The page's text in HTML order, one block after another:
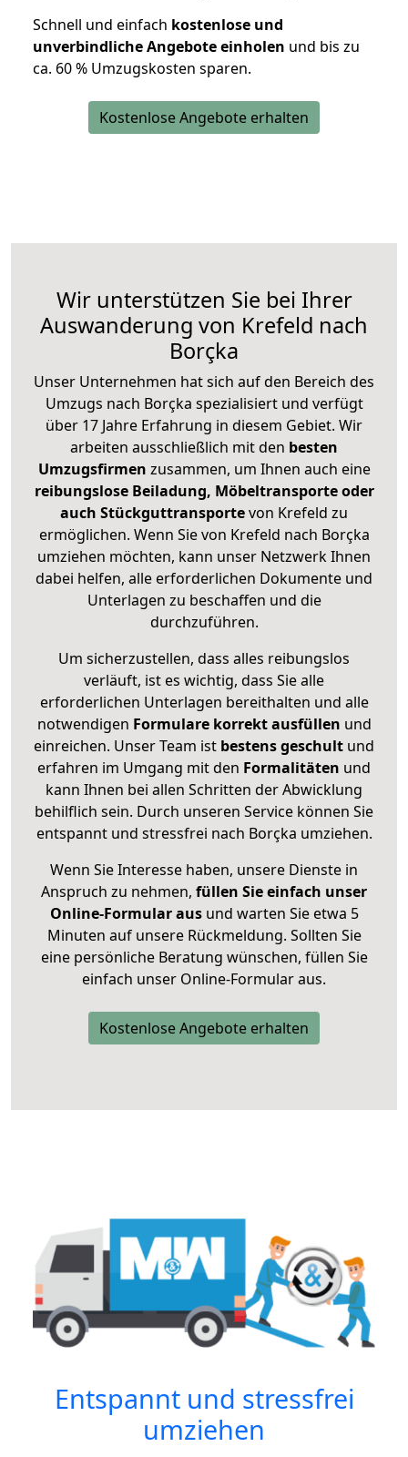
Schnell und einfach kostenlose und
unverbindliche Angebote einholen und bis zu
ca. 60 % Umzugskosten sparen.
Kostenlose Angebote erhalten
Wir unterstützen Sie bei Ihrer
Auswanderung von Krefeld nach
Borçka
Unser Unternehmen hat sich auf den Bereich des
Umzugs nach Borçka spezialisiert und verfügt
über 17 Jahre Erfahrung in diesem Gebiet. Wir
arbeiten ausschließlich mit den besten
Umzugsfirmen zusammen, um Ihnen auch eine
reibungslose Beiladung, Möbeltransporte oder
auch Stückguttransportevon Krefeld zu
ermöglichen. Wenn Sie von Krefeld nach Borçka
umziehen möchten, kann unser Netzwerk Ihnen
dabei helfen, alle erforderlichen Dokumente und
Unterlagen zu beschaffen und die
durchzuführen.
Um sicherzustellen, dass alles reibungslos
verläuft, ist es wichtig, dass Sie alle
erforderlichen Unterlagen bereithalten und alle
notwendigen Formulare korrekt ausfüllen und
einreichen. Unser Team ist bestens geschult und
erfahren im Umgang mit den Formalitäten und
kann Ihnen bei allen Schritten der Abwicklung
behilflich sein. Durch unseren Service können Sie
entspannt und stressfrei nach Borçka umziehen.
Wenn Sie Interesse haben, unsere Dienste in
Anspruch zu nehmen, füllen Sie einfach unser
Online-Formular ausund warten Sie etwa 5
Minuten auf unsere Rückmeldung. Sollten Sie
eine persönliche Beratung wünschen, füllen Sie
einfach unser Online-Formular aus.
Kostenlose Angebote erhalten
Entspannt und stressfrei
umziehen